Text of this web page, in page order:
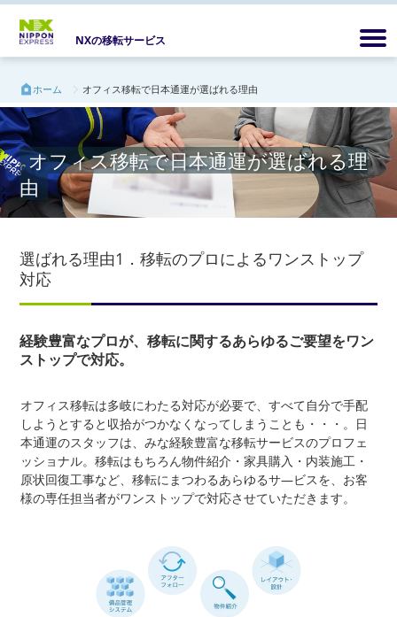
NXの移転サービス
ホーム オフィス移転で日本通運が選ばれる理由
オフィス移転で日本通運が選ばれる理
由
選ばれる理由1．移転のプロによるワンストップ
対応
経験豊富なプロが、移転に関するあらゆるご要望をワン
ストップで対応。
オフィス移転は多岐にわたる対応が必要で、すべて自分で手配
しようとすると収拾がつかなくなってしまうことも・・・。日
本通運のスタッフは、みな経験豊富な移転サービスのプロフェ
ッショナル。移転はもちろん物件紹介・家具購入・内装施工・
原状回復工事など、移転にまつわるあらゆるサ―ビスを、お客
様の専任担当者がワンストップで対応させていただきます。